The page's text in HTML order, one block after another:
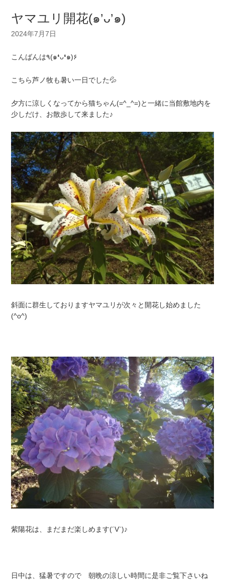
ヤマユリ開花(๑’ᴗ’๑)
2024年7月7日
こんばんは٩(๑❛ᴗ❛๑)۶
こちら芦ノ牧も暑い一日でした💦
夕方に涼しくなってから猫ちゃん(=^_^=)と一緒に当館敷地内を
少しだけ、お散歩して来ました♪
斜面に群生しておりますヤマユリが次々と開花し始めました
(^o^)
紫陽花は、まだまだ楽しめます(´V`)♪
日中は、猛暑ですので 朝晩の涼しい時間に是非ご覧下さいね